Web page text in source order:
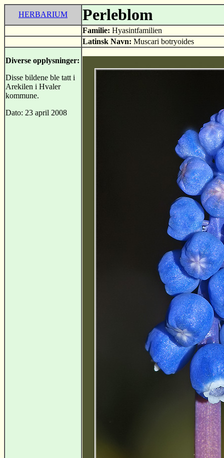
HERBARIUM Perleblom
Familie: Hyasintfamilien
Latinsk Navn: Muscari botryoides
Diverse opplysninger:
Disse bildene ble tatt i
Arekilen i Hvaler
kommune.
Dato: 23 april 2008